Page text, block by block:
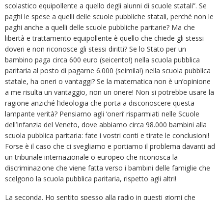
scolastico equipollente a quello degli alunni di scuole statali”. Se
paghi le spese a quelli delle scuole pubbliche statali, perché non le
paghi anche a quelli delle scuole pubbliche paritarie? Ma che
libertà e trattamento equipollente è quello che chiede gli stessi
doveri e non riconosce gli stessi diritti? Se lo Stato per un
bambino paga circa 600 euro (seicento!) nella scuola pubblica
paritaria al posto di pagarne 6.000 (seimila!) nella scuola pubblica
statale, ha oneri o vantaggi? Se la matematica non è un’opinione
a me risulta un vantaggio, non un onere! Non si potrebbe usare la
ragione anziché l’ideologia che porta a disconoscere questa
lampante verità? Pensiamo agli ‘oneri’ risparmiati nelle Scuole
dell’Infanzia del Veneto, dove abbiamo circa 98.000 bambini alla
scuola pubblica paritaria: fate i vostri conti e tirate le conclusioni!
Forse è il caso che ci svegliamo e portiamo il problema davanti ad
un tribunale internazionale o europeo che riconosca la
discriminazione che viene fatta verso i bambini delle famiglie che
scelgono la scuola pubblica paritaria, rispetto agli altri!
La seconda. Ho sentito spesso alla radio in questi giorni che